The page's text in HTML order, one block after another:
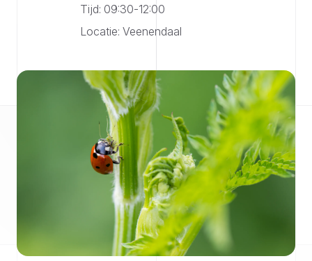
Tijd: 09:30-12:00
Locatie: Veenendaal